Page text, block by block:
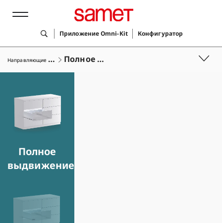
Продукты
Услуги
Компания
Приложение Omni-Kit Конфигуратор
Н
аправляющие скрытого монтажа Полное выдвижение
Полное
выдвижение